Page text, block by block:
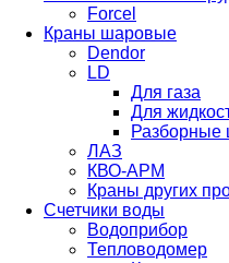
Forcel
Краны шаровые
Dendor
LD
Для газа
Для
ЛАЗ
КВО-АРМ
Краны других
Счетчики воды
Водоприбор
Тепловодомер